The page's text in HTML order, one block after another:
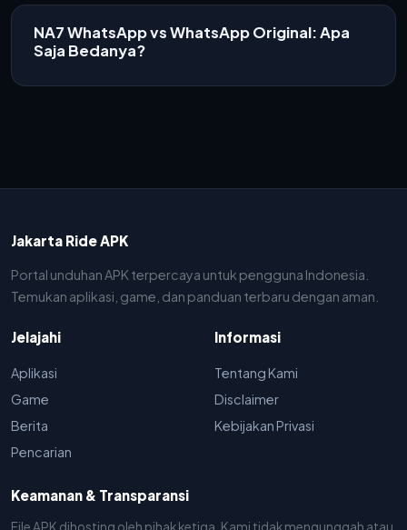
NA7 WhatsApp vs WhatsApp Original: Apa
Saja Bedanya?
Jakarta Ride APK
Portal unduhan APK terpercaya untuk pengguna Indonesia.
Temukan aplikasi, game, dan panduan terbaru dengan aman.
Jelajahi
Aplikasi
Game
Berita
Pencarian
Informasi
Tentang Kami
Disclaimer
Kebijakan Privasi
Keamanan & Transparansi